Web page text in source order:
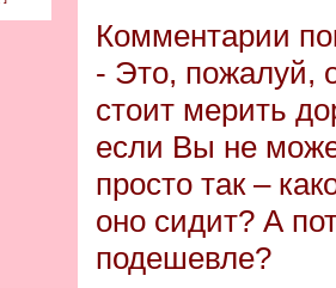
Комментарии
- Это, пожалуй,
стоит мерить
если Вы не
просто так –
оно сидит? А
подешевле?